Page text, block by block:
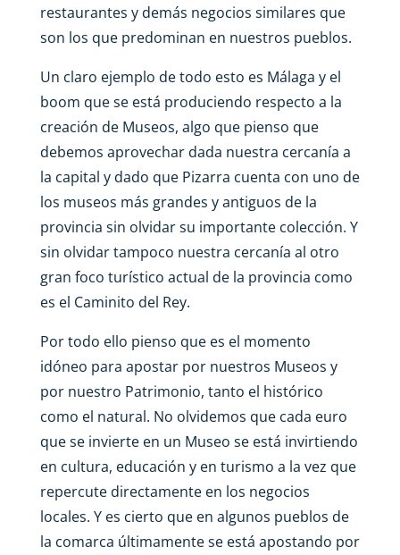
restaurantes y demás negocios similares que
son los que predominan en nuestros pueblos.
Un claro ejemplo de todo esto es Málaga y el
boom que se está produciendo respecto a la
creación de Museos, algo que pienso que
debemos aprovechar dada nuestra cercanía a
la capital y dado que Pizarra cuenta con uno de
los museos más grandes y antiguos de la
provincia sin olvidar su importante colección. Y
sin olvidar tampoco nuestra cercanía al otro
gran foco turístico actual de la provincia como
es el Caminito del Rey.
Por todo ello pienso que es el momento
idóneo para apostar por nuestros Museos y
por nuestro Patrimonio, tanto el histórico
como el natural. No olvidemos que cada euro
que se invierte en un Museo se está invirtiendo
en cultura, educación y en turismo a la vez que
repercute directamente en los negocios
locales. Y es cierto que en algunos pueblos de
la comarca últimamente se está apostando por